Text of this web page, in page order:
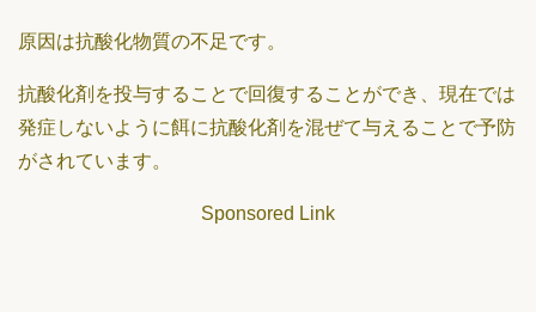
原因は抗酸化物質の不足です。
抗酸化剤を投与することで回復することができ、現在では
発症しないように餌に抗酸化剤を混ぜて与えることで予防
がされています。
Sponsored Link